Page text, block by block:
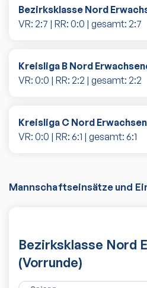
Bezirksklasse Nord
VR: 2:7 | RR: 0:0 | gesamt: 2:7
Kreisliga B Nord
VR: 0:0 | RR: 2:2 | gesamt: 2:2
Kreisliga C Nord
VR: 0:0 | RR: 6:1 | gesamt: 6:1
Mannschaftseinsätze und
Bezirksklasse Nord
(Vorrunde)